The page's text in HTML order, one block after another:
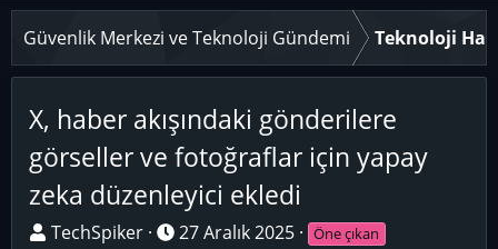
Güvenlik Merkezi ve Teknoloji Gündemi Teknoloji
X, haber akışındaki gönderilere
görseller ve fotoğraflar için yapay
zeka düzenleyici ekledi
K
TechSpiker
B
27 Aralık 2025 Öne çıkan